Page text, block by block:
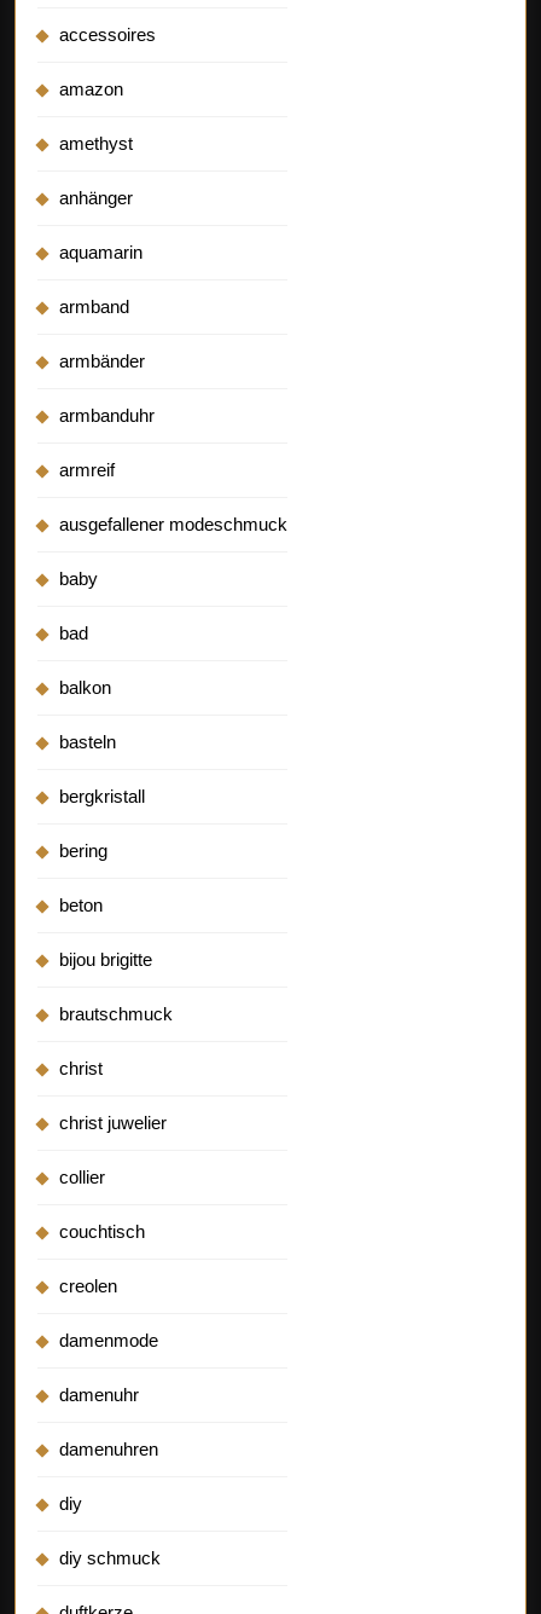
accessoires
amazon
amethyst
anhänger
aquamarin
armband
armbänder
armbanduhr
armreif
ausgefallener modeschmuck
baby
bad
balkon
basteln
bergkristall
bering
beton
bijou brigitte
brautschmuck
christ
christ juwelier
collier
couchtisch
creolen
damenmode
damenuhr
damenuhren
diy
diy schmuck